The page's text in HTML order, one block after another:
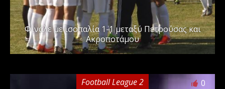
Φινάλε με ισοπαλία 1-1 μεταξύ Πετρούσας και
Ακροποτάμου
Football League 2 0